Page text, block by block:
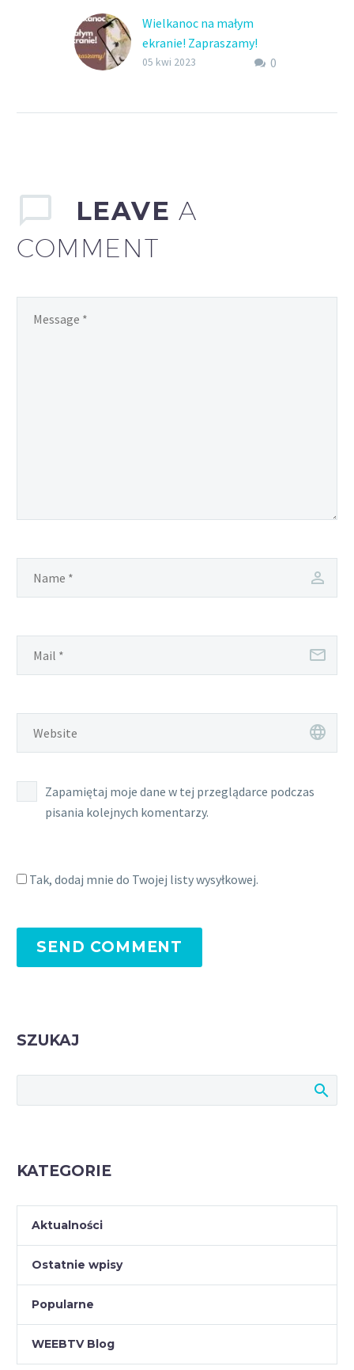
Wielkanoc na małym
ekranie! Zapraszamy!
Polska telewizja na
0
05 kwi 2023
LEAVEA
COMMENT
Zapamiętaj moje dane w tej przeglądarce podczas
pisania kolejnych komentarzy.
Tak, dodaj mnie do Twojej listy wysyłkowej.
SEND COMMENT
SZUKAJ
KATEGORIE
Aktualności
Ostatnie wpisy
Popularne
WEEBTV Blog